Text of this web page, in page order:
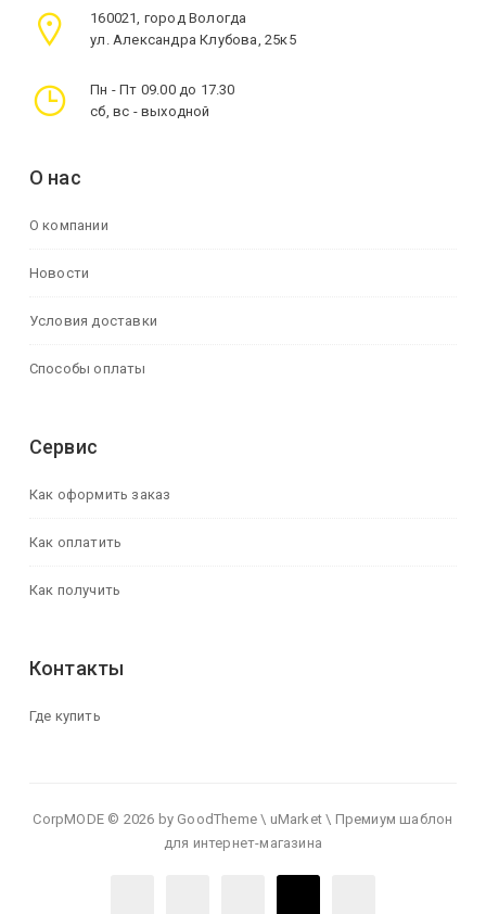
160021, город Вологда
ул. Александра Клубова, 25к5
Пн - Пт 09.00 до 17.30
сб, вс - выходной
О нас
О компании
Новости
Условия доставки
Способы оплаты
Сервис
Как оформить заказ
Как оплатить
Как получить
Контакты
Где купить
CorpMODE © 2026 by GoodTheme \ uMarket \ Премиум шаблон
для интернет-магазина